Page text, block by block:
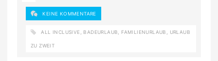
KEINE KOMMENTARE
ALL INCLUSIVE BADEURLAUB FAMILIENURLAUB URLAUB
ZU ZWEIT